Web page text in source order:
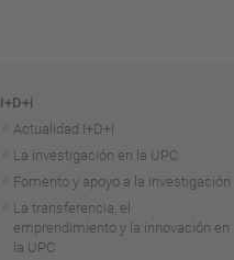
I+D+i
Actualidad I+D+I
La investigación en la UPC
Fomento y apoyo a la investigación
La transferencia, el
emprendimiento y la innovación en
la UPC